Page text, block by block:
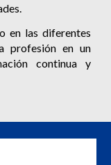
en las diferentes
profesión en un
continua y